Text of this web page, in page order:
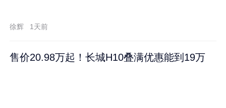
徐辉 1天前
售价20.98万起！长城H10叠满优惠能到19万